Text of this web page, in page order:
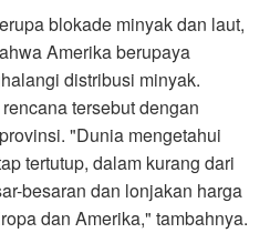
blokade minyak dan laut,
Amerika berupaya
distribusi minyak.
tersebut dengan
"Dunia mengetahui
tertutup, dalam kurang dari
besaran dan lonjakan harga
dan Amerika," tambahnya.